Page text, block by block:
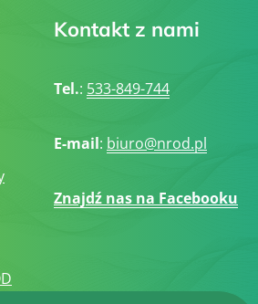
Kontakt z nami
Tel.: 533-849-744
E-mail: biuro@nrod.pl
Znajdź nas na Facebooku